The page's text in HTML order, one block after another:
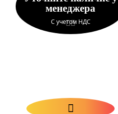
менеджера
С учетом НДС